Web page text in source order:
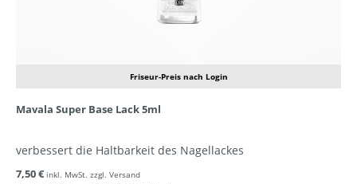
Friseur-Preis nach Login
Mavala Super Base Lack 5ml
verbessert die Haltbarkeit des Nagellackes
7,50 € inkl. MwSt. zzgl. Versand